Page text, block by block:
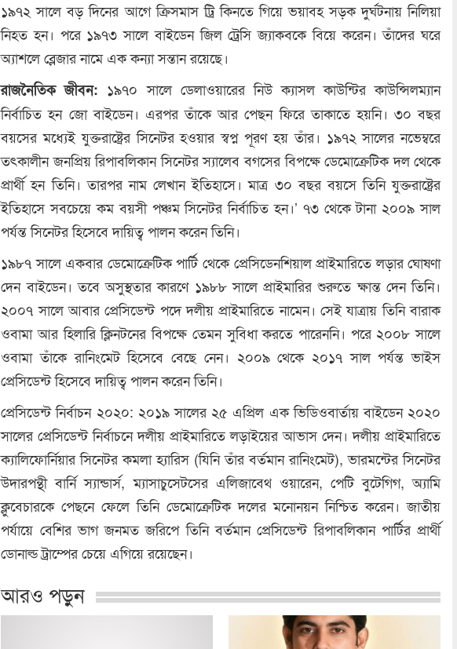
১৯৭২ সালে বড় দিনের আগে ক্রিসমাস ট্রি কিনতে গিয়ে ভয়াবহ সড়ক দুর্ঘটনায় নিলিয়া
নিহত হন। পরে ১৯৭৩ সালে বাইডেন জিল ট্রেসি জ্যাকবকে বিয়ে করেন। তাঁদের ঘরে
অ্যাশলে ব্লেজার নামে এক কন্যা সন্তান রয়েছে।
রাজনৈতিক জীবন: ১৯৭০ সালে ডেলাওয়ারের নিউ ক্যাসল কাউন্টির কাউন্সিলম্যান
নির্বাচিত হন জো বাইডেন। এরপর তাঁকে আর পেছন ফিরে তাকাতে হয়নি। ৩০ বছর
বয়সের মধ্যেই যুক্তরাষ্ট্রের সিনেটর হওয়ার স্বপ্ন পূরণ হয় তাঁর। ১৯৭২ সালের নভেম্বরে
তৎকালীন জনপ্রিয় রিপাবলিকান সিনেটর স্যালেব বগসের বিপক্ষে ডেমোক্রেটিক দল থেকে
প্রার্থী হন তিনি। তারপর নাম লেখান ইতিহাসে। মাত্র ৩০ বছর বয়সে তিনি যুক্তরাষ্ট্রের
ইতিহাসে সবচেয়ে কম বয়সী পঞ্চম সিনেটর নির্বাচিত হন।’ ৭৩ থেকে টানা ২০০৯ সাল
পর্যন্ত সিনেটর হিসেবে দায়িত্ব পালন করেন তিনি।
১৯৮৭ সালে একবার ডেমোক্রেটিক পার্টি থেকে প্রেসিডেনশিয়াল প্রাইমারিতে লড়ার ঘোষণা
দেন বাইডেন। তবে অসুস্থতার কারণে ১৯৮৮ সালে প্রাইমারির শুরুতে ক্ষান্ত দেন তিনি।
২০০৭ সালে আবার প্রেসিডেন্ট পদে দলীয় প্রাইমারিতে নামেন। সেই যাত্রায় তিনি বারাক
ওবামা আর হিলারি ক্লিনটনের বিপক্ষে তেমন সুবিধা করতে পারেননি। পরে ২০০৮ সালে
ওবামা তাঁকে রানিংমেট হিসেবে বেছে নেন। ২০০৯ থেকে ২০১৭ সাল পর্যন্ত ভাইস
প্রেসিডেন্ট হিসেবে দায়িত্ব পালন করেন তিনি।
প্রেসিডেন্ট নির্বাচন ২০২০: ২০১৯ সালের ২৫ এপ্রিল এক ভিডিওবার্তায় বাইডেন ২০২০
সালের প্রেসিডেন্ট নির্বাচনে দলীয় প্রাইমারিতে লড়াইয়ের আভাস দেন। দলীয় প্রাইমারিতে
ক্যালিফোর্নিয়ার সিনেটর কমলা হ্যারিস (যিনি তাঁর বর্তমান রানিংমেট), ভারমন্টের সিনেটর
উদারপন্থী বার্নি স্যান্ডার্স, ম্যাসাচুসেটসের এলিজাবেথ ওয়ারেন, পেটি বুটেগিগ, অ্যামি
ক্লুবেচারকে পেছনে ফেলে তিনি ডেমোক্রেটিক দলের মনোনয়ন নিশ্চিত করেন। জাতীয়
পর্যায়ে বেশির ভাগ জনমত জরিপে তিনি বর্তমান প্রেসিডেন্ট রিপাবলিকান পার্টির প্রার্থী
ডোনাল্ড ট্রাম্পের চেয়ে এগিয়ে রয়েছেন।
আরও পড়ুন